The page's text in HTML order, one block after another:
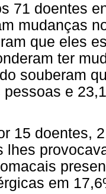
71 doentes
mudanças
que eles
ter
souberam
pessoas e
15 doentes,
lhes
em